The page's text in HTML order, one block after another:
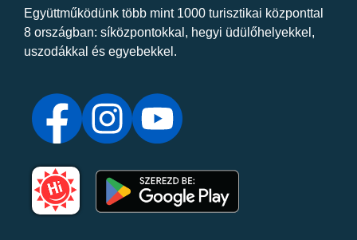
Együttműködünk több mint 1000 turisztikai központtal
8 országban: síközpontokkal, hegyi üdülőhelyekkel,
uszodákkal és egyebekkel.